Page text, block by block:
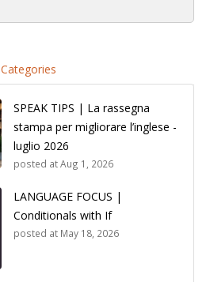
Categories
SPEAK TIPS | La rassegna
stampa per migliorare l’inglese -
luglio 2026
posted atAug 1, 2026
LANGUAGE FOCUS |
Conditionals with If
posted at May 18, 2026